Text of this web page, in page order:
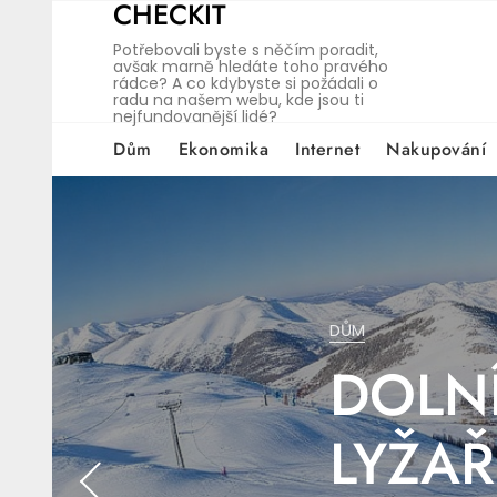
content
CHECKIT
Potřebovali byste s něčím poradit,
avšak marně hledáte toho pravého
rádce? A co kdybyste si požádali o
radu na našem webu, kde jsou ti
nejfundovanější lidé?
Dům Ekonomika Internet Nakupování
DŮM
SPOLEČNOSTI
JAKÉ
SPOLEČNOSTI
Pro 29, 2025
SPOLEČNOSTI
NAKUPOVÁNÍ
Lis 15, 2025
NAKUPOVÁNÍ
MÍT